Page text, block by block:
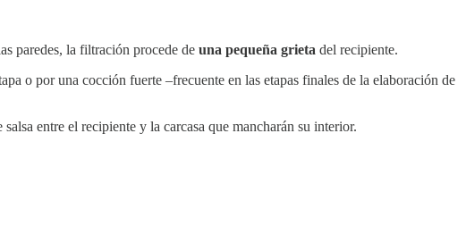
paredes, la filtración procede de una pequeña grieta del recipiente.
o por una cocción fuerte –frecuente en las etapas finales de la elaboración de
entre el recipiente y la carcasa que mancharán su interior.